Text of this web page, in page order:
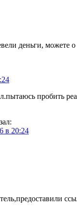
деньги, можете
пробить
в 20:24